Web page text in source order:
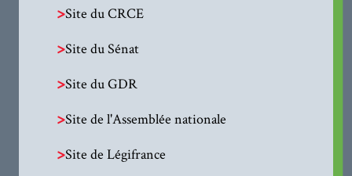
>Site du CRCE
>Site du Sénat
>Site du GDR
>Site de l'Assemblée nationale
>Site de Légifrance